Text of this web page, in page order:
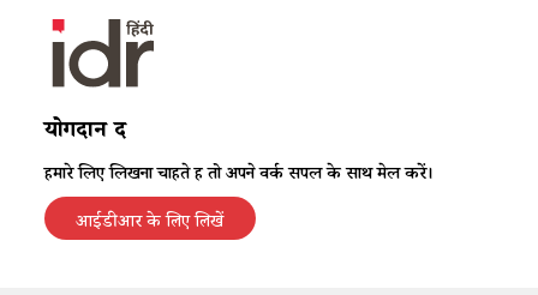
योगदान दें
हमारे लिए लिखना चाहते हैं तो अपने वर्क सैंपल के साथ मेल करें।
आईडीआर के लिए लिखें